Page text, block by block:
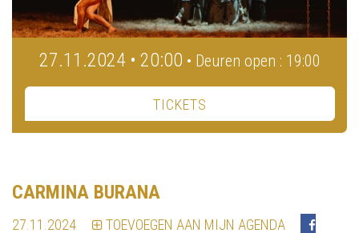
27.11.2024 • 20:00 • Deuren open : 19:00
TICKETS
CARMINA BURANA
27.11.2024 TOEVOEGEN AAN MIJN AGENDA